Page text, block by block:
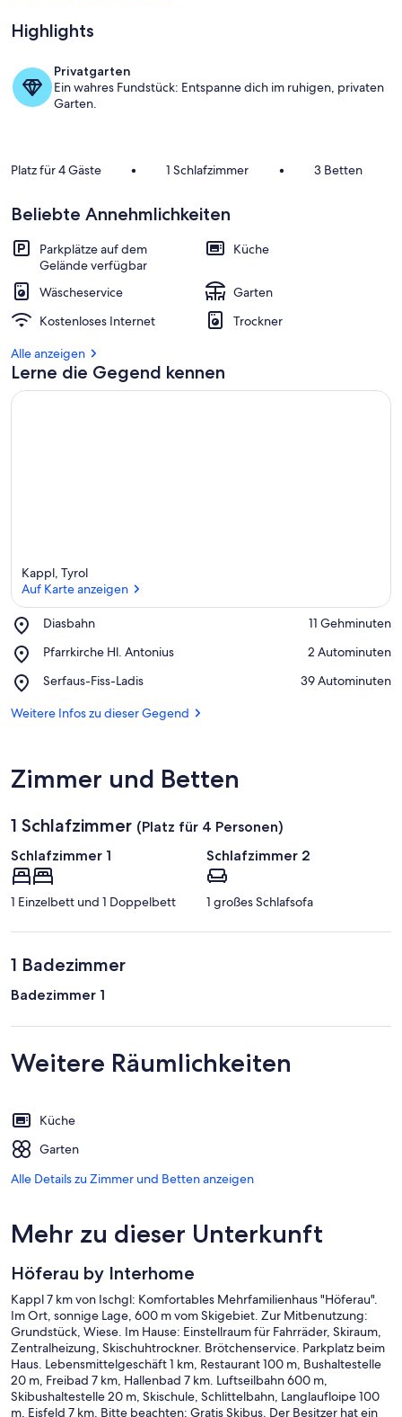
Außenbereich
Highlights
Privatgarten
Ein wahres Fundstück: Entspanne dich im ruhigen, privaten
Garten.
Platz für 4 Gäste • 1 Schlafzimmer • 3 Betten
Beliebte Annehmlichkeiten
Parkplätze auf dem
Gelände verfügbar
Küche
Wäscheservice
Garten
Kostenloses Internet
Trockner
Alle anzeigen
Lerne die Gegend kennen
Kappl, Tyrol
Auf Karte anzeigen
Diasbahn
Place,
‪11 Gehminuten‬
Pfarrkirche Hl. Antonius
Place,
Hl.
‪2 Autominuten‬
Serfaus-Fiss-Ladis
Place,
Fiss-
‪39 Autominuten‬
Weitere Infos zu dieser Gegend
Zimmer und Betten
1 Schlafzimmer (Platz für 4 Personen)
Schlafzimmer 1
1 Einzelbett und 1 Doppelbett
Schlafzimmer 2
1 großes Schlafsofa
1 Badezimmer
Badezimmer 1
Weitere Räumlichkeiten
Küche
Garten
Alle Details zu Zimmer und Betten anzeigen
Mehr zu dieser Unterkunft
Höferau by Interhome
Kappl 7 km von Ischgl: Komfortables Mehrfamilienhaus "Höferau".
Im Ort, sonnige Lage, 600 m vom Skigebiet. Zur Mitbenutzung:
Grundstück, Wiese. Im Hause: Einstellraum für Fahrräder, Skiraum,
Zentralheizung, Skischuhtrockner. Brötchenservice. Parkplatz beim
Haus. Lebensmittelgeschäft 1 km, Restaurant 100 m, Bushaltestelle
20 m, Freibad 7 km, Hallenbad 7 km. Luftseilbahn 600 m,
Skibushaltestelle 20 m, Skischule, Schlittelbahn, Langlaufloipe 100
m, Eisfeld 7 km. Bitte beachten: Gratis Skibus. Der Besitzer hat ein